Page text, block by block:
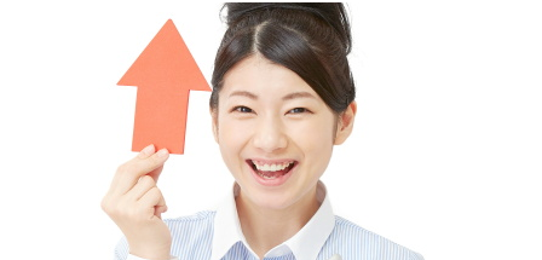
グリコアルブミン
特集・連載 一覧へ